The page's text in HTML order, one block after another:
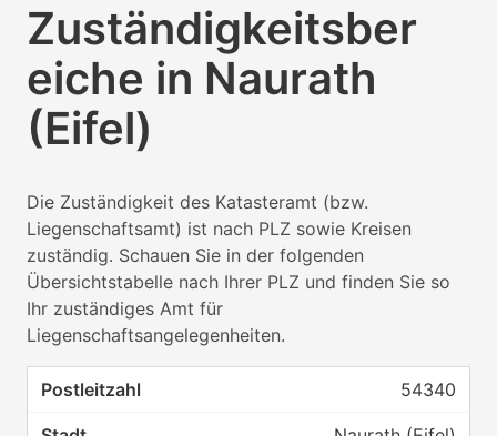
Zuständigkeitsber
eiche in Naurath
(Eifel)
Die Zuständigkeit des Katasteramt (bzw.
Liegenschaftsamt) ist nach PLZ sowie Kreisen
zuständig. Schauen Sie in der folgenden
Übersichtstabelle nach Ihrer PLZ und finden Sie so
Ihr zuständiges Amt für
Liegenschaftsangelegenheiten.
54340